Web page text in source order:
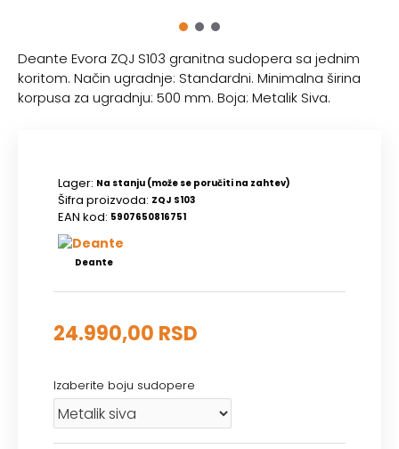
Deante Evora ZQJ S103 granitna sudopera sa jednim
koritom. Način ugradnje: Standardni. Minimalna širina
korpusa za ugradnju: 500 mm. Boja: Metalik Siva.
Lager: Na stanju (može se poručiti na zahtev)
Šifra proizvoda: ZQJ S103
EAN kod: 5907650816751
Deante
24.990,00 RSD
Izaberite boju sudopere